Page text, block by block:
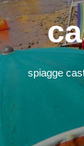
spiagge